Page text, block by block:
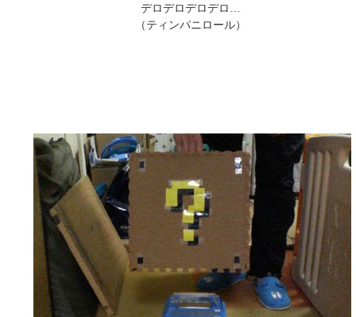
デロデロデロデロ…
（ティンパニロール）